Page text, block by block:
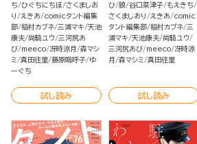
ち ひぐちにちほ さくましお
り
えきあ
comicタント編集
部 稲村カブネ 三浦マキ 天池
康夫 尚騎ユウ 三河尻あ
び meeco 冴時涼月
森マシ
ミ 真田往里 藤原嗚呼子 ゆ
ーぐち
試し読み
ひ 狼 谷口菜津子 もえきち
さくましおり
えきあ
comic
タント編集部 稲村カブネ 三
浦マキ 天池康夫 尚騎ユウ
三河尻あび meeco 冴時涼
月
森マシミ 真田往里
試し読み